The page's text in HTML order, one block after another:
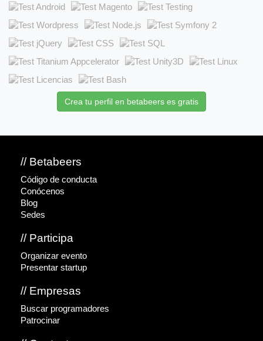
Crea tu perfil en betabeers es gratis
// Betabeers
Código de conducta
Conócenos
Blog
Sedes
// Participa
Organizar evento
Presentar startup
// Empresas
Buscar programadores
Patrocinar